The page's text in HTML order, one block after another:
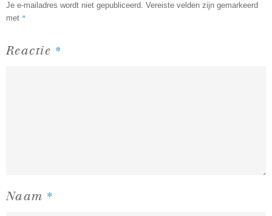
Je e-mailadres wordt niet gepubliceerd. Vereiste velden zijn gemarkeerd
met *
Reactie *
Naam *